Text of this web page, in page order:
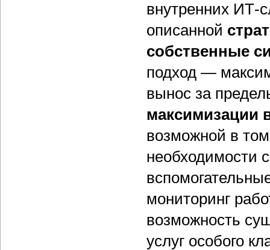
внутренних ИТ-
описанной
собственные
подход —
вынос за
максимизации
возможной в том
необходимости
мониторинг
возможность
услуг особого